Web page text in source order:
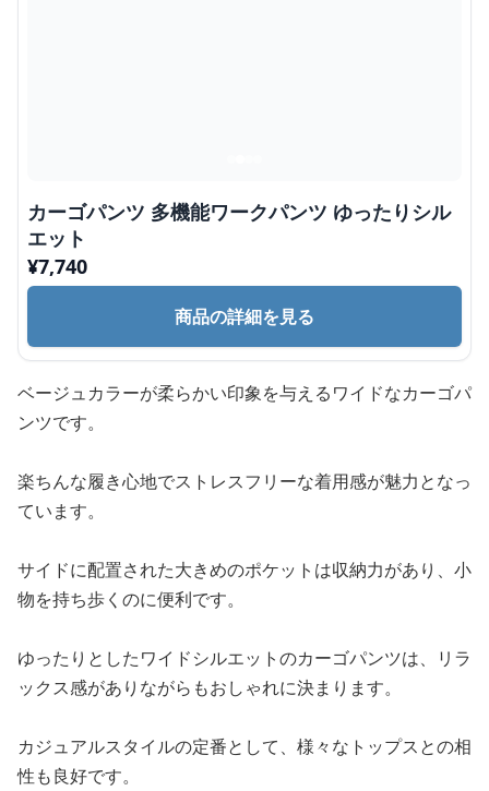
カーゴパンツ 多機能ワークパンツ ゆったりシル
エット
¥7,740
商品の詳細を見る
ベージュカラーが柔らかい印象を与えるワイドなカーゴパ
ンツです。
楽ちんな履き心地でストレスフリーな着用感が魅力となっ
ています。
サイドに配置された大きめのポケットは収納力があり、小
物を持ち歩くのに便利です。
ゆったりとしたワイドシルエットのカーゴパンツは、リラ
ックス感がありながらもおしゃれに決まります。
カジュアルスタイルの定番として、様々なトップスとの相
性も良好です。